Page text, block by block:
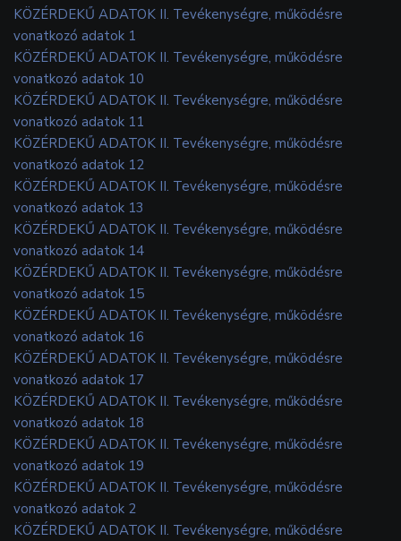
KÖZÉRDEKŰ ADATOK II. Tevékenységre, működésre
vonatkozó adatok 1
KÖZÉRDEKŰ ADATOK II. Tevékenységre, működésre
vonatkozó adatok 10
KÖZÉRDEKŰ ADATOK II. Tevékenységre, működésre
vonatkozó adatok 11
KÖZÉRDEKŰ ADATOK II. Tevékenységre, működésre
vonatkozó adatok 12
KÖZÉRDEKŰ ADATOK II. Tevékenységre, működésre
vonatkozó adatok 13
KÖZÉRDEKŰ ADATOK II. Tevékenységre, működésre
vonatkozó adatok 14
KÖZÉRDEKŰ ADATOK II. Tevékenységre, működésre
vonatkozó adatok 15
KÖZÉRDEKŰ ADATOK II. Tevékenységre, működésre
vonatkozó adatok 16
KÖZÉRDEKŰ ADATOK II. Tevékenységre, működésre
vonatkozó adatok 17
KÖZÉRDEKŰ ADATOK II. Tevékenységre, működésre
vonatkozó adatok 18
KÖZÉRDEKŰ ADATOK II. Tevékenységre, működésre
vonatkozó adatok 19
KÖZÉRDEKŰ ADATOK II. Tevékenységre, működésre
vonatkozó adatok 2
KÖZÉRDEKŰ ADATOK II. Tevékenységre, működésre